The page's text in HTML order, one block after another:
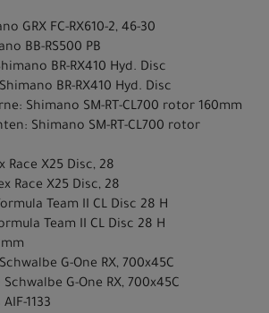
GRX FC-RX610-2, 46-30
BB-RS500 PB
BR-RX410 Hyd. Disc
BR-RX410 Hyd. Disc
Shimano SM-RT-CL700 rotor 160mm
Shimano SM-RT-CL700 rotor
Race X25 Disc, 28
Race X25 Disc, 28
Team II CL Disc 28 H
Team II CL Disc 28 H
G-One RX, 700x45C
G-One RX, 700x45C
1133